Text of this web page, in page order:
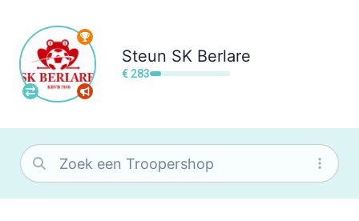
Steun SK Berlare
€ 283